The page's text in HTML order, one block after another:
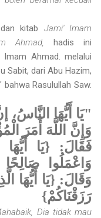
dan kitab Jami' Imam
Ahmad,hadis ini
Ahmad. melalui
Sabit, dari Abu Hazim,
Rasulullah Saw.
"يَا أَيُّهَا النَّاسُ،
وَإِنَّ اللَّهَ أَمَرَ
فَقَالَ: {يَا
وَاعْمَلُوا
وَقَالَ: {يَا أَيُّهَا
رَزَقْنَاكُمْ}
Dia tidak mau